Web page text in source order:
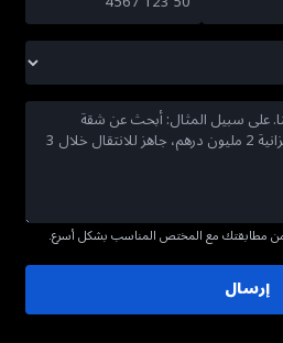
من مطابقتك مع المختص المناسب بشكل أسرع.
إرسال